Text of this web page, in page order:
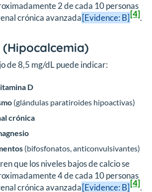
2 de cada 10 personas
crónica avanzada[Evidence: B][4].
de 8,5 mg/dL puede indicar:
D
(glándulas paratiroides hipoactivas)
crónica
(bifosfonatos, anticonvulsivantes)
que los niveles bajos de calcio se
4 de cada 10 personas
crónica avanzada[Evidence: B][4].